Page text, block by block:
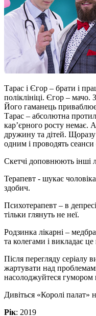
Тарас і Єгор – брати і
поліклініці. Єгор – мачо.
Його гаманець приваблює
Тарас – абсолютна
кар’єрного росту немає.
дружину та дітей.
одним і проводять сеанси
Скетчі доповнюють інші
Терапевт - шукає
здобич.
Психотерапевт – в
тільки глянуть не неї.
Родзинка лікарні –
та колегами і викладає це
Після перегляду серіалу
жартувати над
насолоджуйтеся гумором
Дивіться «Королі палат»
Рік: 2019